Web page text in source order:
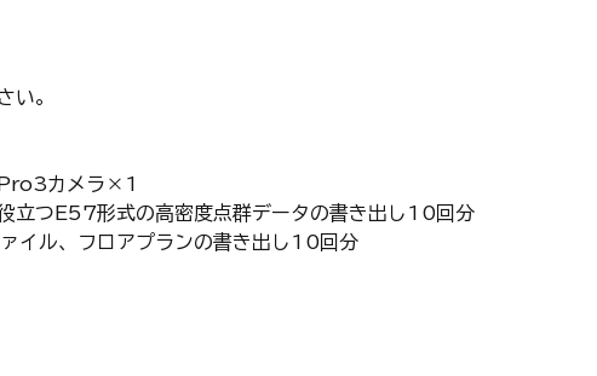
い。
Pro3カメラ×1
立つE57形式の高密度点群データの書き出し10回分
イル、フロアプランの書き出し10回分